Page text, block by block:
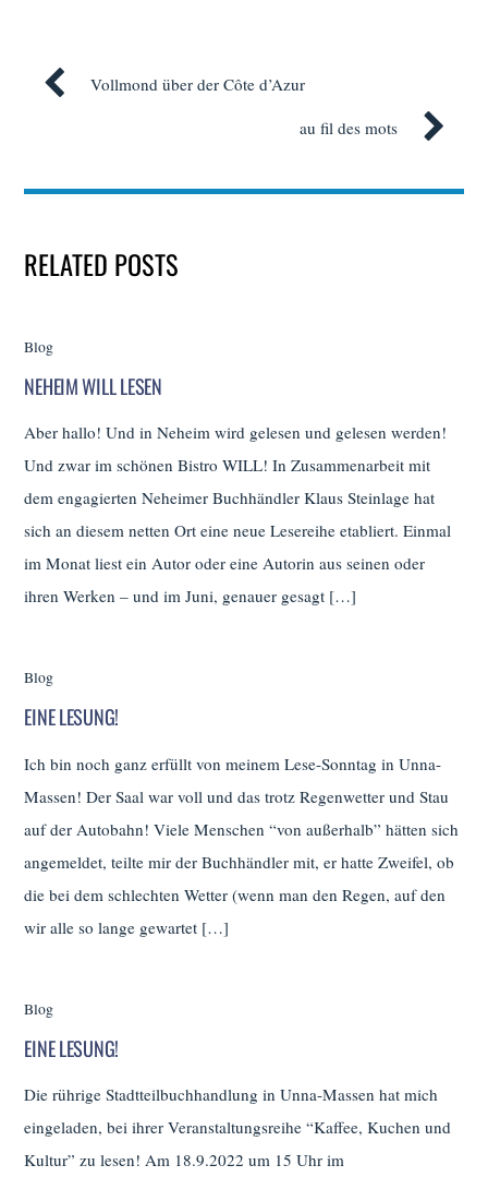
Vollmond über der Côte d’Azur
au fil des mots
RELATED POSTS
Blog
NEHEIM WILL LESEN
Aber hallo! Und in Neheim wird gelesen und gelesen werden!
Und zwar im schönen Bistro WILL! In Zusammenarbeit mit
dem engagierten Neheimer Buchhändler Klaus Steinlage hat
sich an diesem netten Ort eine neue Lesereihe etabliert. Einmal
im Monat liest ein Autor oder eine Autorin aus seinen oder
ihren Werken – und im Juni, genauer gesagt […]
Blog
EINE LESUNG!
Ich bin noch ganz erfüllt von meinem Lese-Sonntag in Unna-
Massen! Der Saal war voll und das trotz Regenwetter und Stau
auf der Autobahn! Viele Menschen “von außerhalb” hätten sich
angemeldet, teilte mir der Buchhändler mit, er hatte Zweifel, ob
die bei dem schlechten Wetter (wenn man den Regen, auf den
wir alle so lange gewartet […]
Blog
EINE LESUNG!
Die rührige Stadtteilbuchhandlung in Unna-Massen hat mich
eingeladen, bei ihrer Veranstaltungsreihe “Kaffee, Kuchen und
Kultur” zu lesen! Am 18.9.2022 um 15 Uhr im